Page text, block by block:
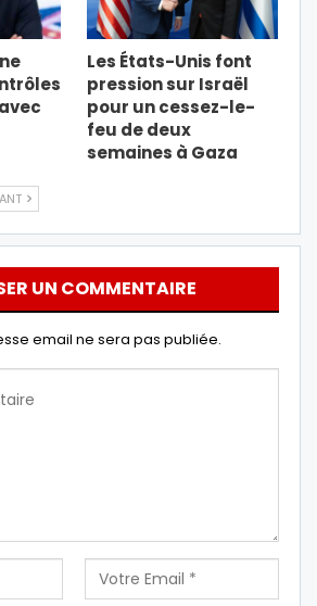
Les États-Unis font
pression sur Israël
pour un cessez-le-
feu de deux
semaines à Gaza
UN COMMENTAIRE
email ne sera pas publiée.